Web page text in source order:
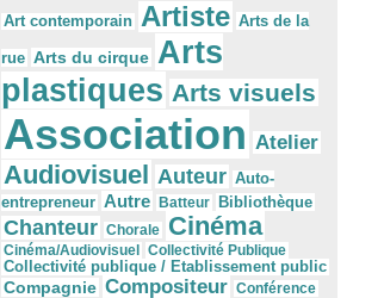
Art contemporain Artiste Arts de la
rue Arts du cirque Arts
plastiques Arts visuels
Association Atelier
Audiovisuel Auteur Auto-
entrepreneur Autre Batteur Bibliothèque
Chanteur Chorale Cinéma
Cinéma/Audiovisuel
Collectivité Publique
Collectivité publique / Etablissement public
Compagnie Compositeur Conférence